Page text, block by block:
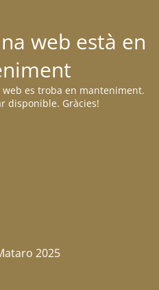
web està en
es troba en manteniment.
disponible. Gràcies!
2025